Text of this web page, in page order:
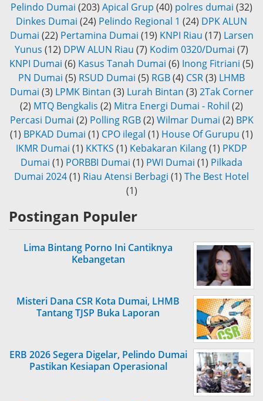
Pelindo Dumai (203) Apical Grup (40) polres dumai (32)
Dinkes Dumai (24) Pelindo Regional 1 (24) DPK ALUN
Dumai (22) Pertamina Dumai (19) KNPI Riau (17) Larsen
Yunus (12) DPW ALUN Riau (7) Kodim 0320/Dumai (7)
KNPI Dumai (6) Kasus Tanah Dumai (6) Inong Fitriani (5)
PN Dumai (5) RSUD Dumai (5) RGB(4) CSR(3) LHMB
Dumai (3) LPMK Bintan (3) Lurah Bintan (3) 2Tak Corner
(2) MTQ Bengkalis (2) Mitra Energi Dumai - Rohil (2)
Percasi Dumai (2) Polling RGB (2) Wilmar Dumai (2) BPK
(1) BPKAD Dumai (1) CPO ilegal (1) House Of Gurupu (1)
IKMR Dumai (1) KKTKS (1) Kebakaran Kilang(1) PKDP
Dumai (1) PORBBI Dumai (1) PWI Dumai (1) Pilkada
Dumai 2024(1) Riau Atensi Berbagi (1) The Best Hotel
(1)
Postingan Populer
Lima Bintang Porno Ini Cantiknya
Kebangetan
Misteri Dana CSR Kota Dumai, LHMB
Tantang TJSP Buka Laporan
ERB 2026 Segera Digelar, Pelindo Dumai
Pastikan Kesiapan Operasional